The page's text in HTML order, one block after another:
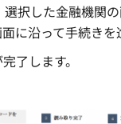
選択した金融機関
に沿って手続きを
了します。